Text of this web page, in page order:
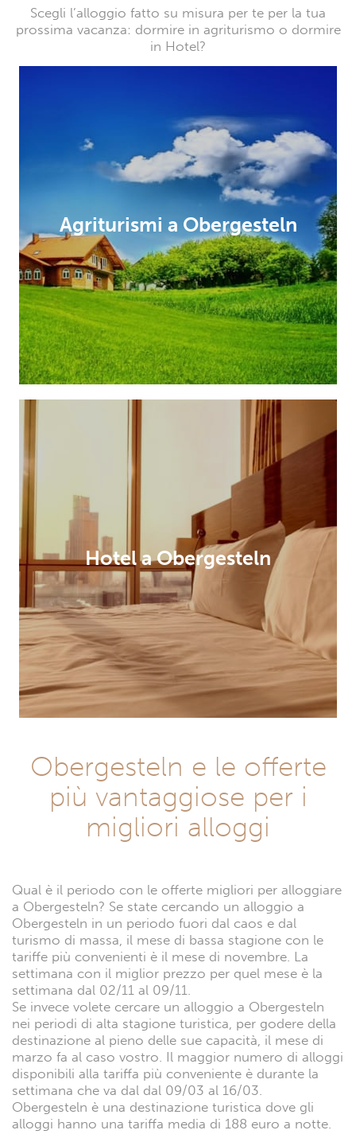
Scegli l’alloggio fatto su misura per te per la tua
prossima vacanza: dormire in agriturismo o dormire
in Hotel?
Agriturismi a Obergesteln
Hotel a Obergesteln
Obergesteln e le offerte
più vantaggiose per i
migliori alloggi
Qual è il periodo con le offerte migliori per alloggiare
a Obergesteln? Se state cercando un alloggio a
Obergesteln in un periodo fuori dal caos e dal
turismo di massa, il mese di bassa stagione con le
tariffe più convenienti è il mese di novembre. La
settimana con il miglior prezzo per quel mese è la
settimana dal 02/11 al 09/11.
Se invece volete cercare un alloggio a Obergesteln
nei periodi di alta stagione turistica, per godere della
destinazione al pieno delle sue capacità, il mese di
marzo fa al caso vostro. Il maggior numero di alloggi
disponibili alla tariffa più conveniente è durante la
settimana che va dal dal 09/03 al 16/03.
Obergesteln è una destinazione turistica dove gli
alloggi hanno una tariffa media di 188 euro a notte.